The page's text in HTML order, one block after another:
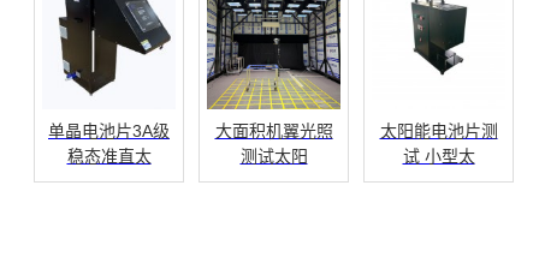
单晶电池片3A级
稳态准直太
大面积机翼光照
测试太阳
太阳能电池片测
试 小型太